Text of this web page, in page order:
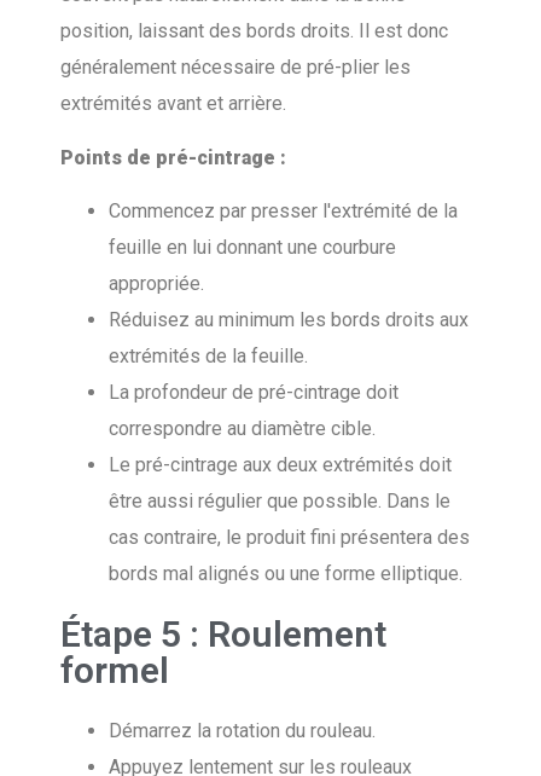
position, laissant des bords droits. Il est donc
généralement nécessaire de pré-plier les
extrémités avant et arrière.
Points de pré-cintrage :
Commencez par presser l'extrémité de la
feuille en lui donnant une courbure
appropriée.
Réduisez au minimum les bords droits aux
extrémités de la feuille.
La profondeur de pré-cintrage doit
correspondre au diamètre cible.
Le pré-cintrage aux deux extrémités doit
être aussi régulier que possible. Dans le
cas contraire, le produit fini présentera des
bords mal alignés ou une forme elliptique.
Étape 5 : Roulement
formel
Démarrez la rotation du rouleau.
Appuyez lentement sur les rouleaux